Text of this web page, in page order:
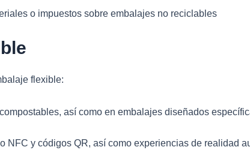
o impuestos sobre embalajes no reciclables
flexible:
así como en embalajes diseñados
NFC y códigos QR, así como experiencias de realidad